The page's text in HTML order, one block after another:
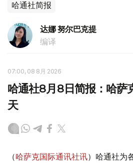
哈通社简报
达娜 努尔巴克提
编译
07:00, 08 8月 2026
哈通社8月8日简报：哈萨
天
（哈萨克国际通讯社讯）哈通社为